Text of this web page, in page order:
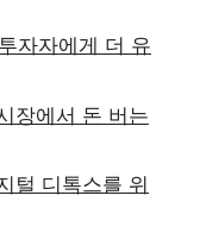
자자에게 더 유
장에서 돈 버는
털 디톡스를 위